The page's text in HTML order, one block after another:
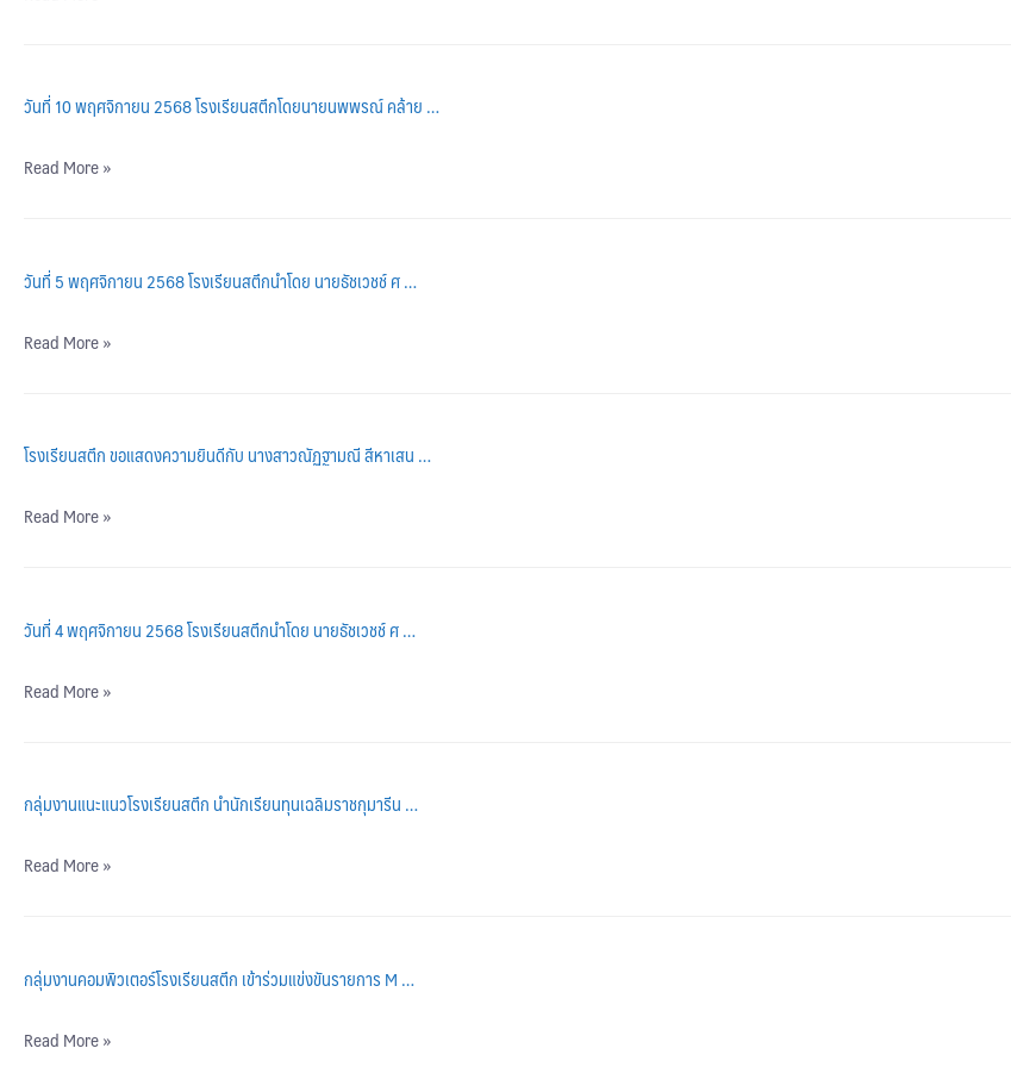
วันที่ 10 พฤศจิกายน 2568 โรงเรียนสตึกโดยนายนพพรณ์ คล้าย …
Read More »
วันที่ 5 พฤศจิกายน 2568 โรงเรียนสตึกนำโดย นายธัชเวชช์ ศ …
Read More »
โรงเรียนสตึก ขอแสดงความยินดีกับ นางสาวณัฏฐามณี สีหาเสน …
Read More »
วันที่ 4 พฤศจิกายน 2568 โรงเรียนสตึกนำโดย นายธัชเวชช์ ศ …
Read More »
กลุ่มงานแนะแนวโรงเรียนสตึก นำนักเรียนทุนเฉลิมราชกุมารีน …
Read More »
กลุ่มงานคอมพิวเตอร์โรงเรียนสตึก เข้าร่วมแข่งขันรายการ M …
Read More »